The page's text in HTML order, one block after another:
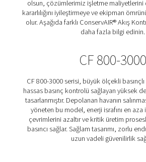
Ana Sayfa Ürünlerimiz
basınçlı hava sistemi
kapsamlı bir ConservAIR®
kontrol cihazları, depolanan
tutarlı ve güvenilir bir hava
kompresör çevrimlerini en
endüstriyel uygulamalar ister